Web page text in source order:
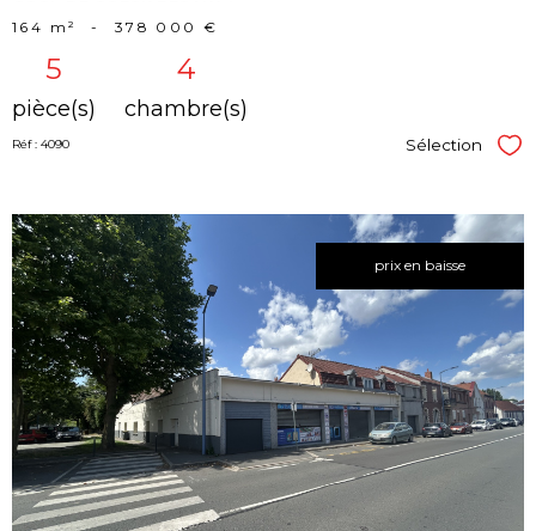
164 m² - 378 000 €
5
pièce(s)
4
chambre(s)
Réf : 4090 Sélection
prix en baisse
voir le
bien